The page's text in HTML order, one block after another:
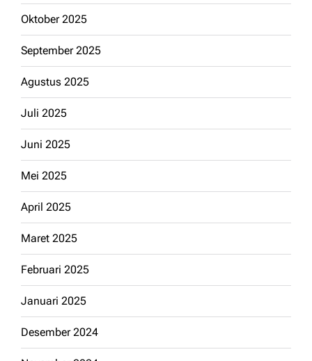
Oktober 2025
September 2025
Agustus 2025
Juli 2025
Juni 2025
Mei 2025
April 2025
Maret 2025
Februari 2025
Januari 2025
Desember 2024